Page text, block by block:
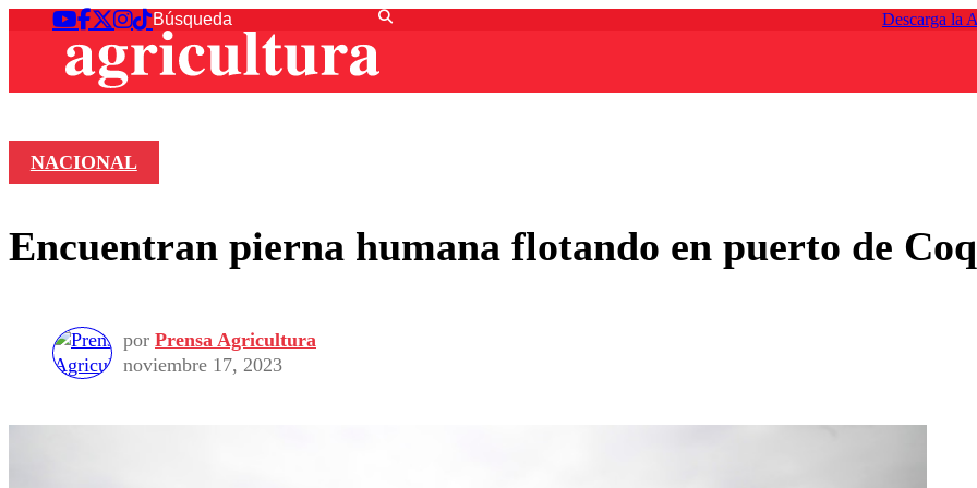
Descarga la
NACIONAL
Encuentran pierna humana flotando en puerto de
por Prensa Agricultura
noviembre 17, 2023